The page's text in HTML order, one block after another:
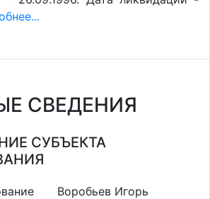
СВЕДЕНИЯ
СУБЪЕКТА
Воробьев Игорь